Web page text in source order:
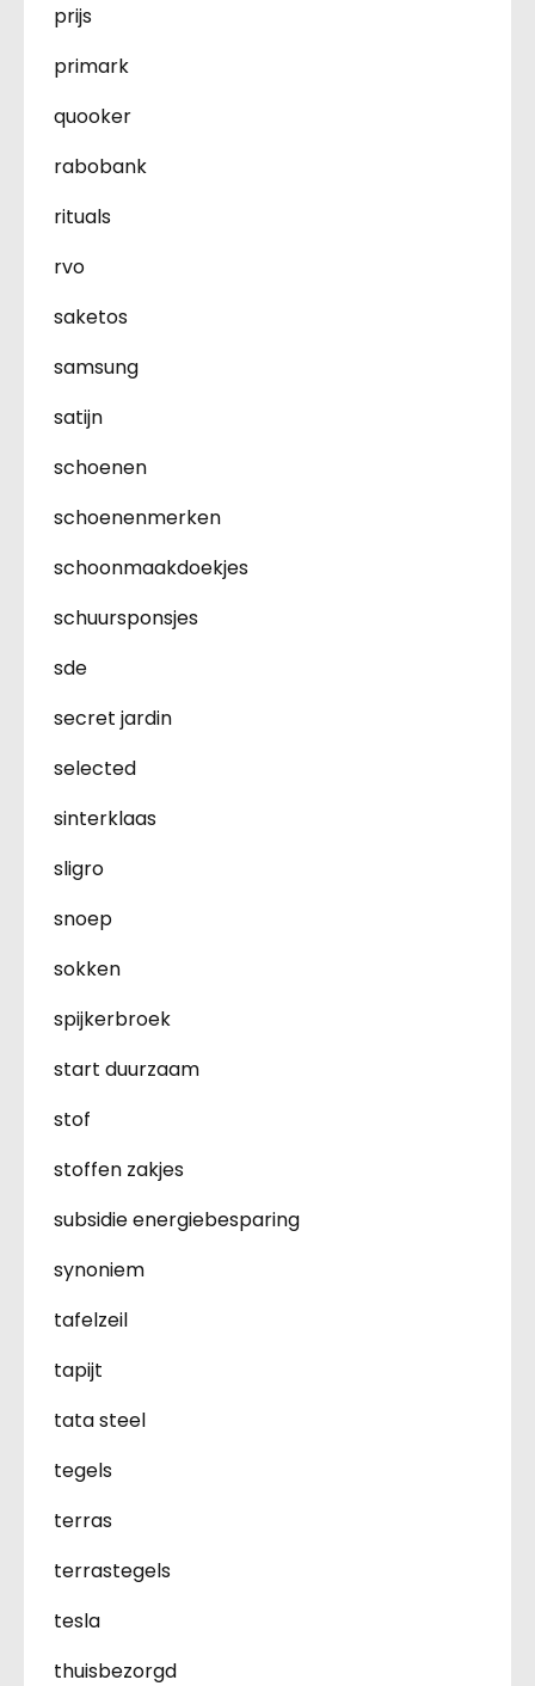
prijs
primark
quooker
rabobank
rituals
rvo
saketos
samsung
satijn
schoenen
schoenenmerken
schoonmaakdoekjes
schuursponsjes
sde
secret jardin
selected
sinterklaas
sligro
snoep
sokken
spijkerbroek
start duurzaam
stof
stoffen zakjes
subsidie energiebesparing
synoniem
tafelzeil
tapijt
tata steel
tegels
terras
terrastegels
tesla
thuisbezorgd